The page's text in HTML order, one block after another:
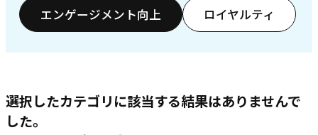
エンゲージメント向上 ロイヤルティ
選択したカテゴリに該当する結果はありませんで
した。